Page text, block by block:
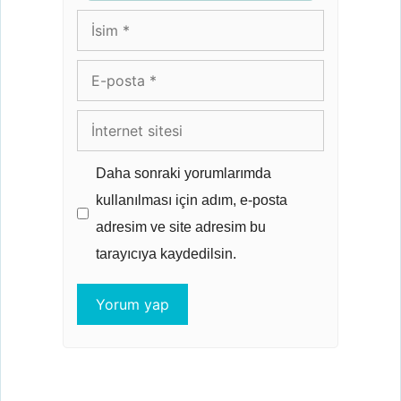
İsim
posta
İnternet
sitesi
Daha sonraki yorumlarımda
kullanılması için adım, e-posta
adresim ve site adresim bu
tarayıcıya kaydedilsin.